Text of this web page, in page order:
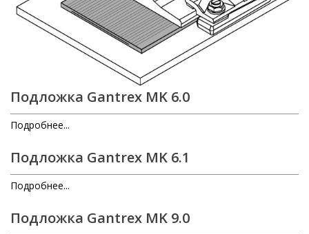
Подложка Gantrex MK 6.0
Подробнее...
Подложка Gantrex MK 6.1
Подробнее...
Подложка Gantrex MK 9.0